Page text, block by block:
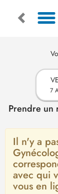
7
Prendre un
Il n'y a
avec qui
vous en